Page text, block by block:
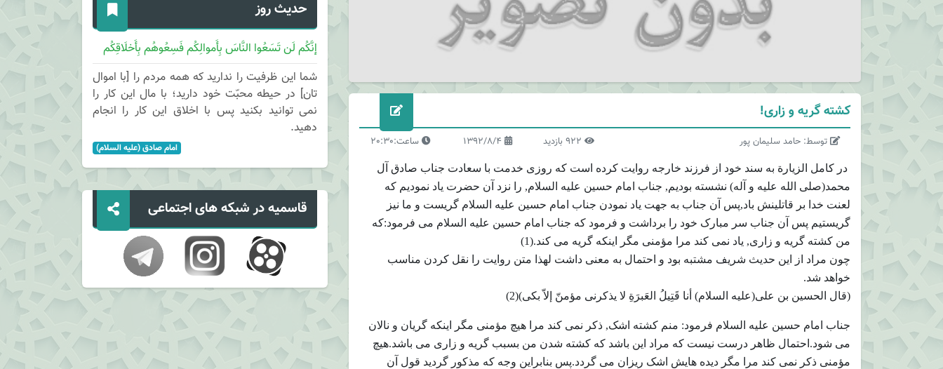
کشته گریه و زاری!
توسط: حامد سلیمان پور 1392/8/4 ساعت:20:30
در کامل الزیارة به سند خود از فرزند خارجه روایت کرده است که روزی خدمت با سعادت جناب صادق آل
محمد(صلی الله علیه و آله) نشسته بودیم, جناب امام حسین علیه السلام, را نزد آن حضرت یاد نمودیم که
لعنت خدا بر قاتلینش باد,پس آن جناب به جهت یاد نمودن جناب امام حسین علیه السلام گریست و ما نیز
گریستیم پس آن جناب سر مبارک خود را برداشت و فرمود که جناب امام حسین علیه السلام می فرمود:که
من کشته گریه و زاری, یاد نمی کند مرا مؤمنی مگر اینکه گریه می کند.(1)
چون مراد از این حدیث شریف مشتبه بود و احتمال به معنی داشت لهذا متن روایت را نقل کردن مناسب
خواهد شد.
(قال الحسین بن علی(علیه السلام) أنا قَتِیلُ العَبرَةِ لا یذکرنی مؤمنّ إلاّ بکی)(2)
جناب امام حسین علیه السلام فرمود: منم کشته اشک, ذکر نمی کند مرا هیچ مؤمنی مگر اینکه گریان و نالان
می شود.احتمال ظاهر درست نیست که مراد این باشد که کشته شدن من بسبب گریه و زاری می باشد.هیچ
مؤمنی ذکر نمی کند مرا مگر دیده هایش اشک ریزان می گردد.پس بنابراین وجه که مذکور گردید قول آن
حدیث روز
إنَّکُم لَن تَسَعُوا النَّاسَ بِأَموالِکُم فَسِعُوهُم بِأَخلَاقِکُم
شما این ظرفیت را ندارید که همه مردم را [با اموال
تان] در حیطه محبّت خود دارید؛ با مال این کار را
نمی توانید بکنید پس با اخلاق این کار را انجام
دهید.
امام صادق (علیه السلام)
قاسمیه در شبکه های اجتماعی